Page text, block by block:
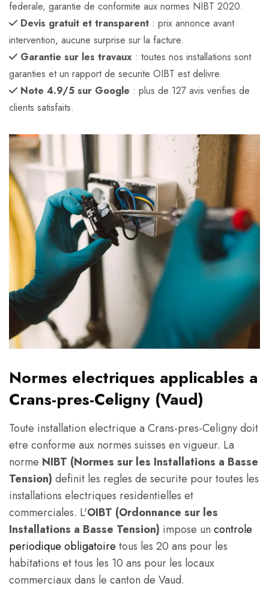
federale, garantie de conformite aux normes NIBT 2020.
Devis gratuit et transparent : prix annonce avant
intervention, aucune surprise sur la facture.
Garantie sur les travaux : toutes nos installations sont
garanties et un rapport de securite OIBT est delivre.
Note 4.9/5 sur Google : plus de 127 avis verifies de
clients satisfaits.
Normes electriques applicables a
Crans-pres-Celigny (Vaud)
Toute installation electrique a Crans-pres-Celigny doit
etre conforme aux normes suisses en vigueur. La
norme NIBT (Normes sur les Installations a Basse
Tension) definit les regles de securite pour toutes les
installations electriques residentielles et
commerciales. L'OIBT (Ordonnance sur les
Installations a Basse Tension) impose un controle
periodique obligatoire tous les 20 ans pour les
habitations et tous les 10 ans pour les locaux
commerciaux dans le canton de Vaud.